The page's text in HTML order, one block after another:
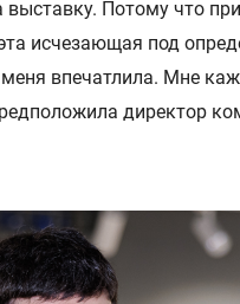
выставку. Потому что
исчезающая под
меня впечатлила. Мне
директор